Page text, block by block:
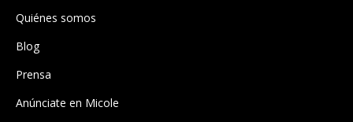
Quiénes somos
Blog
Prensa
Anúnciate en Micole